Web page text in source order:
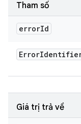
Tham số
errorId
Error
Giá trị trả về